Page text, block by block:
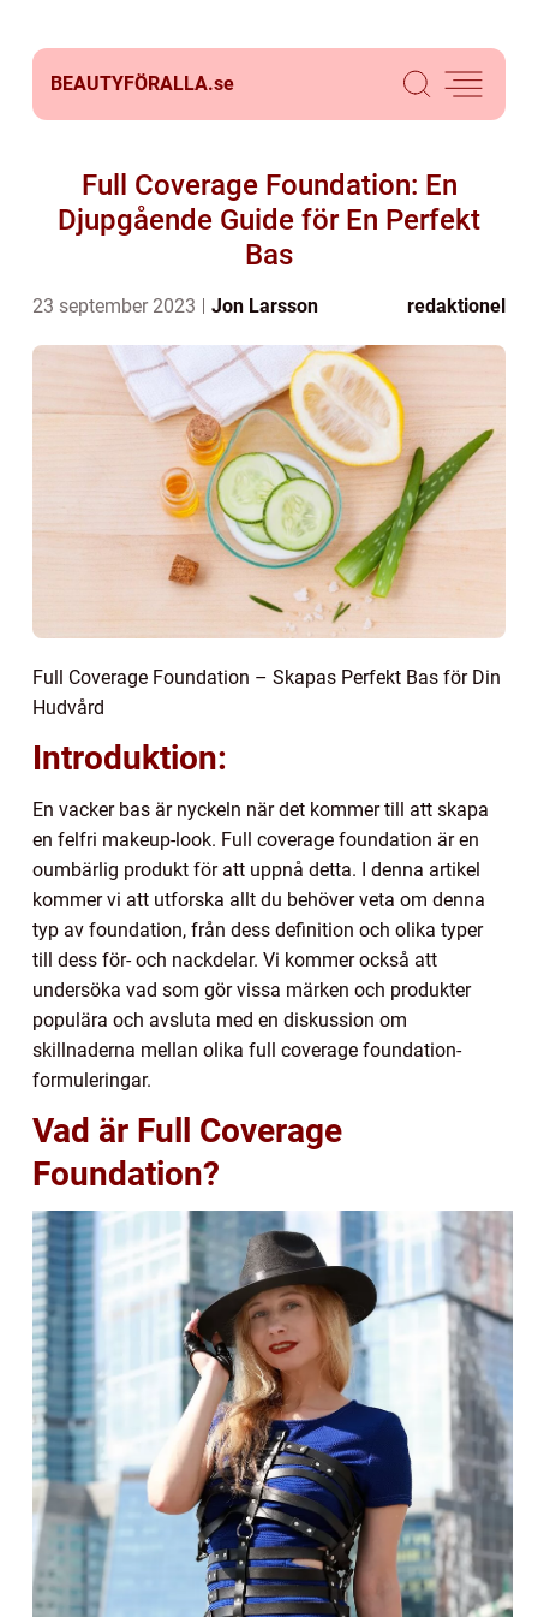
BEAUTYFÖRALLA.se
Full Coverage Foundation: En
Djupgående Guide för En Perfekt
Bas
23 september 2023 Jon Larsson redaktionel
Full Coverage Foundation – Skapas Perfekt Bas för Din
Hudvård
Introduktion:
En vacker bas är nyckeln när det kommer till att skapa
en felfri makeup-look. Full coverage foundation är en
oumbärlig produkt för att uppnå detta. I denna artikel
kommer vi att utforska allt du behöver veta om denna
typ av foundation, från dess definition och olika typer
till dess för- och nackdelar. Vi kommer också att
undersöka vad som gör vissa märken och produkter
populära och avsluta med en diskussion om
skillnaderna mellan olika full coverage foundation-
formuleringar.
Vad är Full Coverage
Foundation?